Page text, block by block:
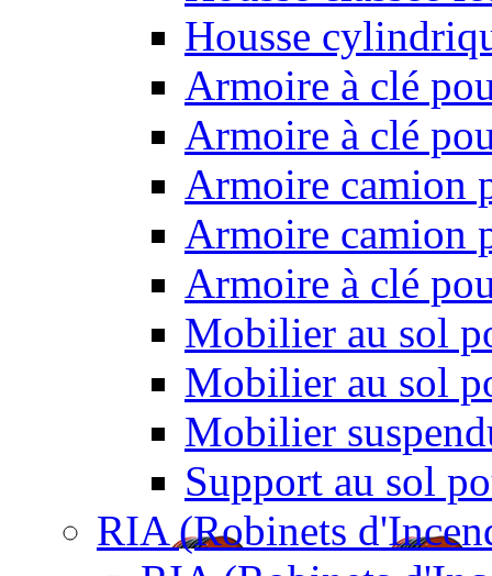
Housse
Armoire à clé
Armoire à clé
Armoire camion
Armoire camion
Armoire à clé
Mobilier au sol
Mobilier au sol
Mobilier
Support au sol
RIA (Robinets